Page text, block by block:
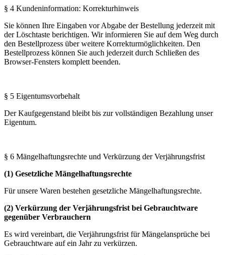
§ 4 Kundeninformation: Korrekturhinweis
Sie können Ihre Eingaben vor Abgabe der Bestellung jederzeit mit
der Löschtaste berichtigen. Wir informieren Sie auf dem Weg durch
den Bestellprozess über weitere Korrekturmöglichkeiten. Den
Bestellprozess können Sie auch jederzeit durch Schließen des
Browser-Fensters komplett beenden.
§ 5 Eigentumsvorbehalt
Der Kaufgegenstand bleibt bis zur vollständigen Bezahlung unser
Eigentum.
§ 6 Mängelhaftungsrechte und Verkürzung der Verjährungsfrist
(1) Gesetzliche Mängelhaftungsrechte
Für unsere Waren bestehen gesetzliche Mängelhaftungsrechte.
(2) Verkürzung der Verjährungsfrist bei Gebrauchtware
gegenüber Verbrauchern
Es wird vereinbart, die Verjährungsfrist für Mängelansprüche bei
Gebrauchtware auf ein Jahr zu verkürzen.